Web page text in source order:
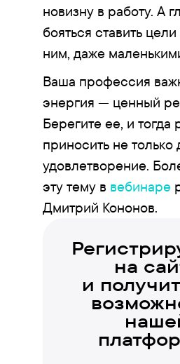
новизну в работу. А
бояться ставить
ним, даже
Ваша профессия
энергия — ценный
Берегите ее, и тогда
приносить не только
удовлетворение.
эту тему в вебинаре
Дмитрий Кононов.
на
и